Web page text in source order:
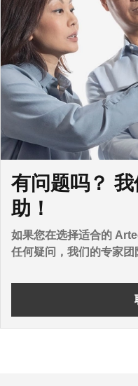
有问题吗？
助！
如果您在选择适合的
任何疑问，我们的专家团